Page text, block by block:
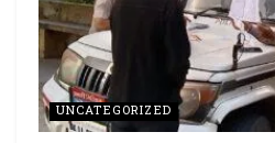
UNCATEGORIZED